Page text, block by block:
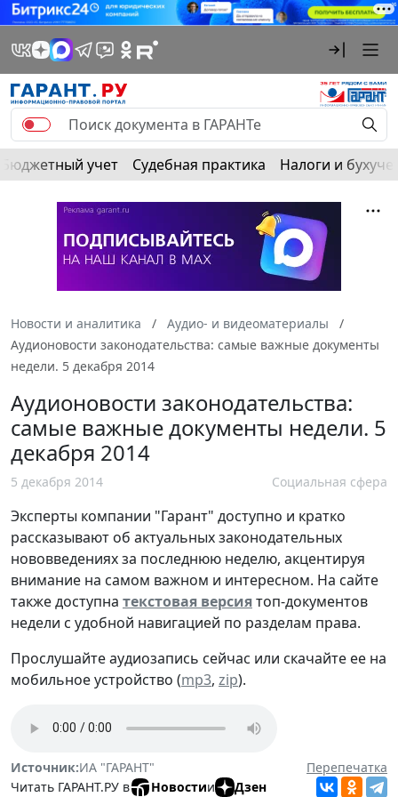
Бюджетный учет Судебная практика Налоги и
Новости и аналитика
Аудио- и видеоматериалы
Аудионовости законодательства: самые важные документы
недели. 5 декабря 2014
Аудионовости законодательства:
самые важные документы недели. 5
декабря 2014
5 декабря 2014 Социальная сфера
Эксперты компании "Гарант" доступно и кратко
рассказывают об актуальных законодательных
нововведениях за последнюю неделю, акцентируя
внимание на самом важном и интересном. На сайте
также доступна текстовая версиятоп-документов
недели с удобной навигацией по разделам права.
Прослушайте аудиозапись сейчас или скачайте ее на
мобильное устройство (mp3, zip).
Источник:ИА "ГАРАНТ"
Перепечатка
Читать ГАРАНТ.РУ в
Новостии Дзен